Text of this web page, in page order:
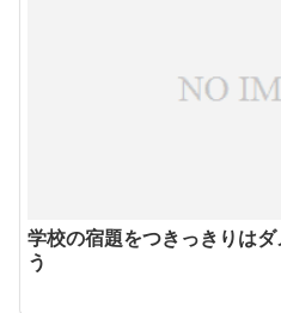
学校の宿題をつきっきりは
う